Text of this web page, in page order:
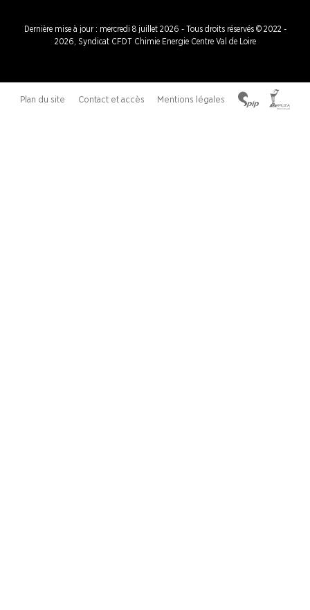
Dernière mise à jour : mercredi 8 juillet 2026 - Tous droits réservés © 2022 -
2026, Syndicat CFDT Chimie Energie Centre Val de Loire
Plan du site Contact et accès Mentions légales